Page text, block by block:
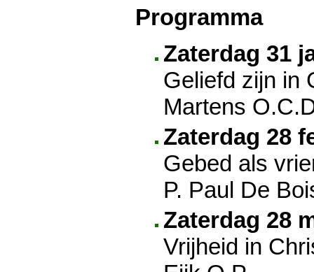
Programma
Zaterdag 31
Geliefd zijn in
Martens
Zaterdag 28
Gebed als
P. Paul De
Zaterdag 28
Vrijheid in